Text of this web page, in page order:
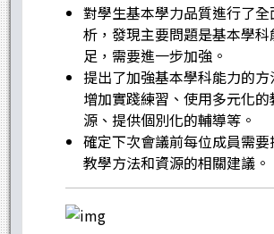
對學生基本學力品質進行了全
析，發現主要問題是基本學科
足，需要進一步加強。
提出了加強基本學科能力的
增加實踐練習、使用多元化的
源、提供個別化的輔導等。
確定下次會議前每位成員需要
教學方法和資源的相關建議。